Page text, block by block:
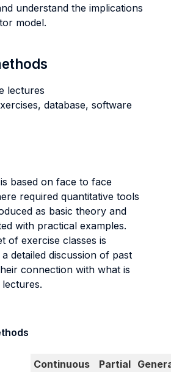
understand the implications
model.
lectures
database, software
based on face to face
required quantitative tools
as basic theory and
with practical examples.
of exercise classes is
detailed discussion of past
connection with what is
Continuous
Partial